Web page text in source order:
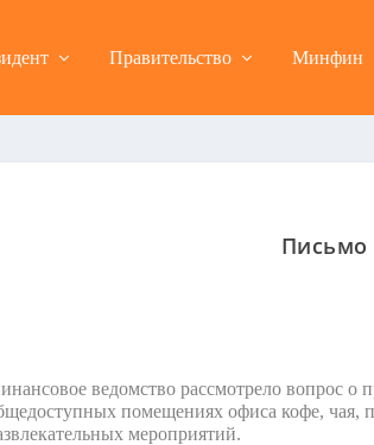
Правительство Минфин
Письмо
ведомство рассмотрело вопрос
помещениях офиса кофе, чая,
мероприятий.